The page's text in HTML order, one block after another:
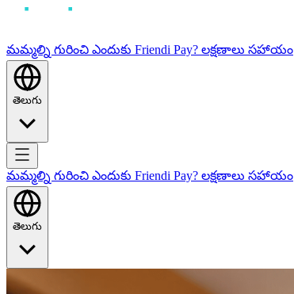
మమ్మల్ని గురించి ఎందుకు Friendi Pay? లక్షణాలు సహాయం
తెలుగు
మమ్మల్ని గురించి ఎందుకు Friendi Pay? లక్షణాలు సహాయం
తెలుగు